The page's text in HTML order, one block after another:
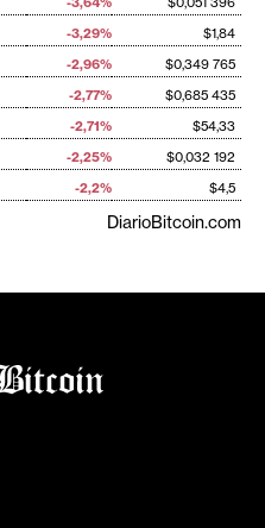
-3,29%
$1,84
-2,96%
$0,349 765
-2,77%
$0,685 435
-2,71%
$54,33
-2,25%
$0,032 192
-2,2% $4,5
DiarioBitcoin.com